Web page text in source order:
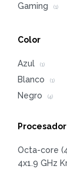
Gaming (1)
Color
Azul (1)
Blanco (1)
Negro (4)
Procesador
Octa-core
4x1.9 GHz